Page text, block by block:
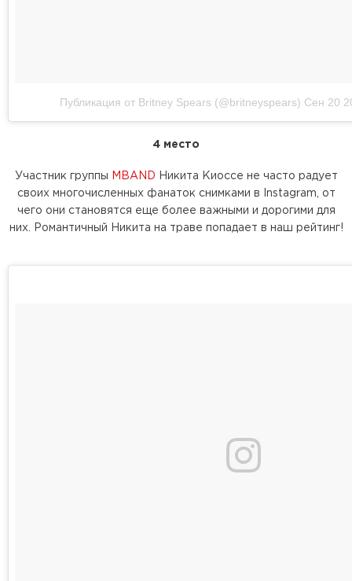
Публикация от Britney Spears (@britneyspears) Сен 20
4 место
Участник группы MBAND Никита Киоссе не часто радует
своих многочисленных фанаток снимками в Instagram, от
чего они становятся еще более важными и дорогими для
них. Романтичный Никита на траве попадает в наш рейтинг!